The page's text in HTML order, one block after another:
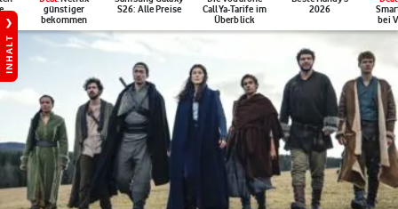
günstiger
bekommen
S26: Alle Preise
CallYa-Tarife im
Überblick
2026
bei
INHALT